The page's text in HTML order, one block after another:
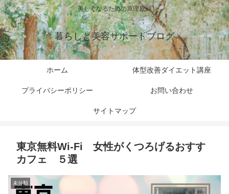
美しくなるための原理原則
暮らしと美容サポートブログ
ホーム 体型改善ダイエット講座
プライバシーポリシー お問い合わせ
サイトマップ
東京無料Wi-Fi 女性がくつろげるおすす
カフェ ５選
未分類